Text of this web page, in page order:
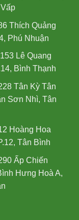
Vấp
Thích Quảng
Phú Nhuận
Lê Quang
Bình Thạnh
Tân Kỳ Tân
Sơn Nhì, Tân
Hoàng Hoa
Tân Bình
Ấp Chiến
Hưng Hoà A,